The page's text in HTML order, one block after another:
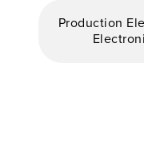
Production